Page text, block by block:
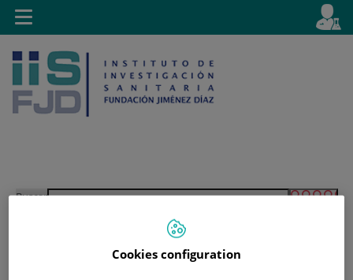
Saltar al contenido
Saltar
Selector
activo
es
Buscar
Toggle
navigation
Cookies configuration